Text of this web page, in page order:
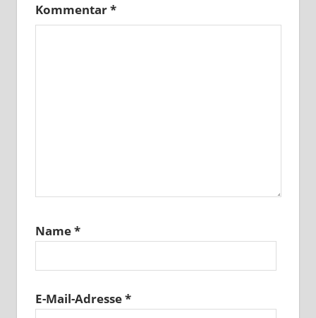
Kommentar*
Name*
E-Mail-Adresse*